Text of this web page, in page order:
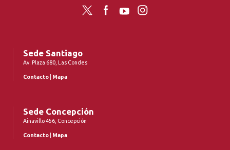
Twitter FacebookYouTubeInstagram
Sede Santiago
Av. Plaza 680, Las Condes
Contacto Mapa
Sede Concepción
Ainavillo 456, Concepción
Contacto Mapa